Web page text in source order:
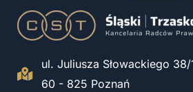
ul. Juliusza Słowackiego 38/
60 - 825 Poznań